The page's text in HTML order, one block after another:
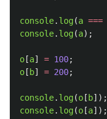
console. log(a ===
console. log(a);
o [a] = 100;
o [ b] = 200;
console. log(o [ b]);
console. log(o [a]);